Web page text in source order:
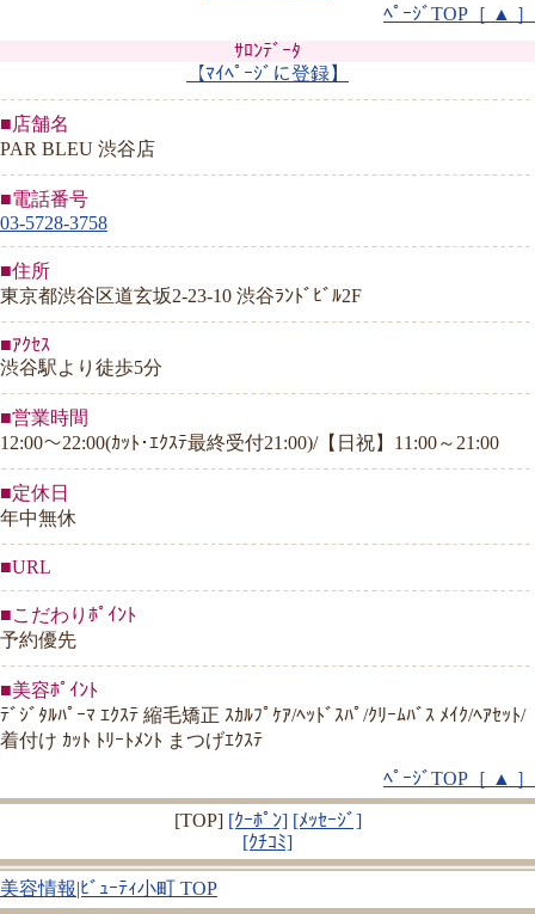
ﾍﾟｰｼﾞTOP［ ▲ ］
ｻﾛﾝﾃﾞｰﾀ
【ﾏｲﾍﾟｰｼﾞに登録】
■店舗名
PAR BLEU 渋谷店
■電話番号
03-5728-3758
■住所
東京都渋谷区道玄坂2-23-10 渋谷ﾗﾝﾄﾞﾋﾞﾙ2F
■ｱｸｾｽ
渋谷駅より徒歩5分
■営業時間
12:00～22:00(ｶｯﾄ･ｴｸｽﾃ最終受付21:00)/【日祝】11:00～21:00
■定休日
年中無休
■URL
■こだわりﾎﾟｲﾝﾄ
予約優先
■美容ﾎﾟｲﾝﾄ
ﾃﾞｼﾞﾀﾙﾊﾟｰﾏ ｴｸｽﾃ 縮毛矯正 ｽｶﾙﾌﾟｹｱ/ﾍｯﾄﾞｽﾊﾟ/ｸﾘｰﾑﾊﾞｽ ﾒｲｸ/ﾍｱｾｯﾄ/
着付け ｶｯﾄ ﾄﾘｰﾄﾒﾝﾄ まつげｴｸｽﾃ
ﾍﾟｰｼﾞTOP［ ▲ ］
[TOP] [ｸｰﾎﾟﾝ] [ﾒｯｾｰｼﾞ]
[ｸﾁｺﾐ]
美容情報|ﾋﾞｭｰﾃｨ小町 TOP